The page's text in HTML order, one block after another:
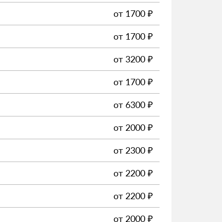
от 1700 ₽
от 1700 ₽
от 3200 ₽
от 1700 ₽
от 6300 ₽
от 2000 ₽
от 2300 ₽
от 2200 ₽
от 2200 ₽
от 2000 ₽